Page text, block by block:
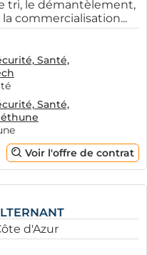
tri, le démantèlement,
commercialisation...
Santé,
Santé,
Voir l'offre de contrat
d'Azur